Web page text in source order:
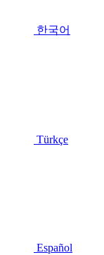
한국어
Türkçe
Español